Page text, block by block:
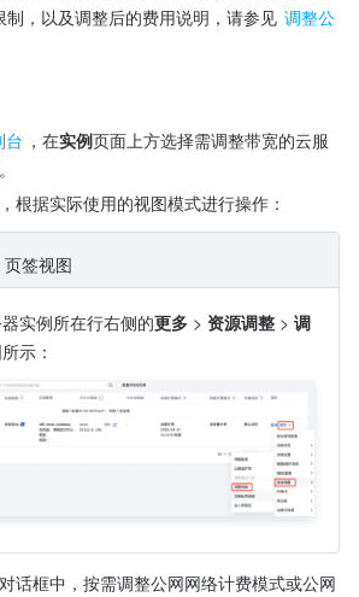
，以及调整后的费用说明，请参见 调整公
台 ，在实例页面上方选择需调整带宽的云服
根据实际使用的视图模式进行操作：
页签视图
实例所在行右侧的更多 > 资源调整 > 调
示：
对话框中，按需调整公网网络计费模式或公网